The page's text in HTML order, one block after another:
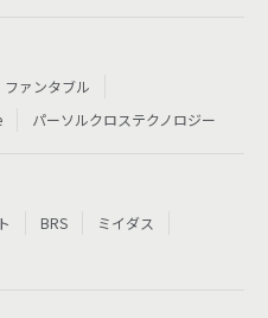
ファンタブル
パーソルクロステクノロジー
BRS
ミイダス